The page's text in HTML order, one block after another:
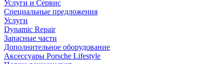
Услуги и Сервис
Специальные предложения
Услуги
Dynamic Repair
Запасные части
Дополнительное оборудование
Аксессуары Porsche Lifestyle